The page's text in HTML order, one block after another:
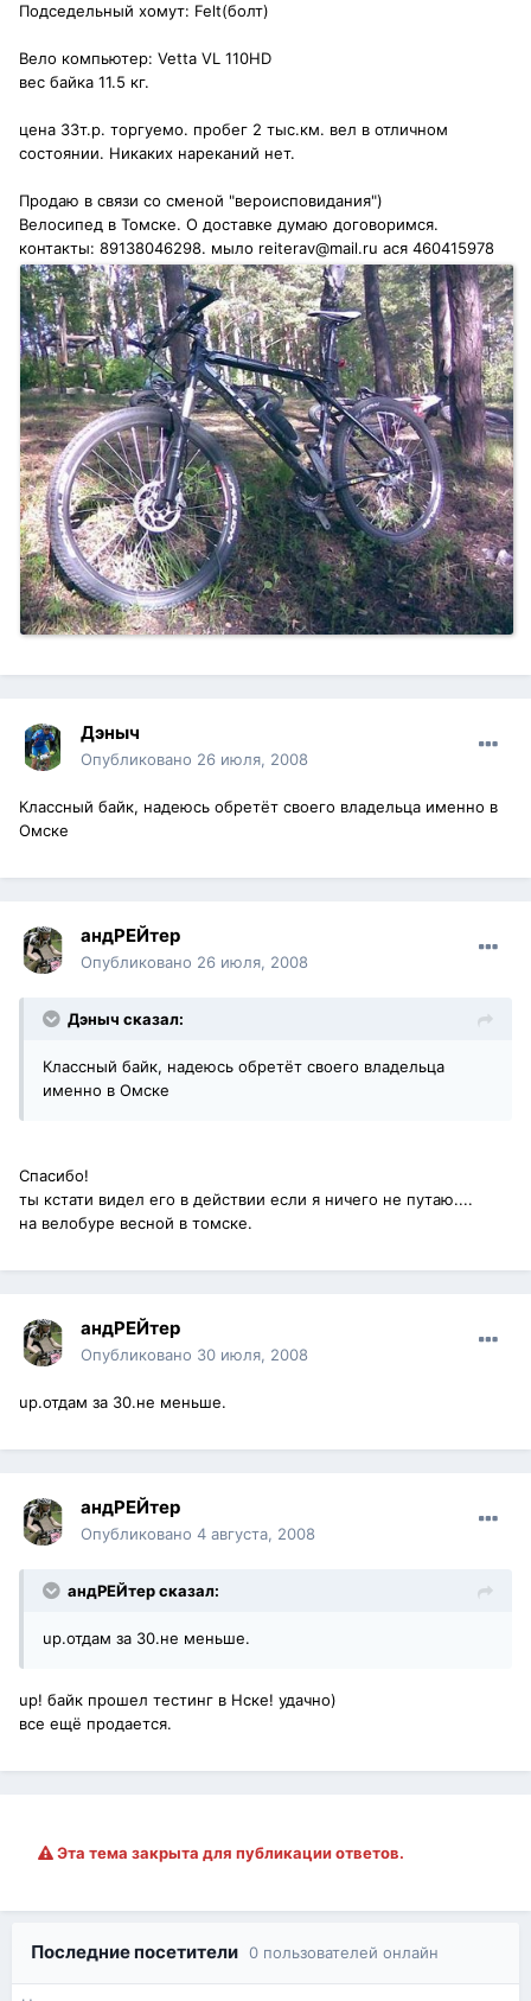
Подседельный хомут: Felt(болт)
Вело компьютер: Vetta VL 110HD
вес байка 11.5 кг.
цена 33т.р. торгуемо. пробег 2 тыс.км. вел в отличном
состоянии. Никаких нареканий нет.
Продаю в связи со сменой "вероисповидания")
Велосипед в Томске. О доставке думаю договоримся.
контакты: 89138046298. мыло reiterav@mail.ru ася 460415978
Дэныч
Опубликовано 26 июля, 2008
Классный байк, надеюсь обретёт своего владельца именно в
Омске
андРЕЙтер
Опубликовано 26 июля, 2008
Дэныч сказал:
Классный байк, надеюсь обретёт своего владельца
именно в Омске
Спасибо!
ты кстати видел его в действии если я ничего не путаю....
на велобуре весной в томске.
андРЕЙтер
Опубликовано 30 июля, 2008
up.отдам за 30.не меньше.
андРЕЙтер
Опубликовано 4 августа, 2008
андРЕЙтер сказал:
up.отдам за 30.не меньше.
up! байк прошел тестинг в Нске! удачно)
все ещё продается.
Эта тема закрыта для публикации ответов.
Последние посетители 0 пользователей онлайн